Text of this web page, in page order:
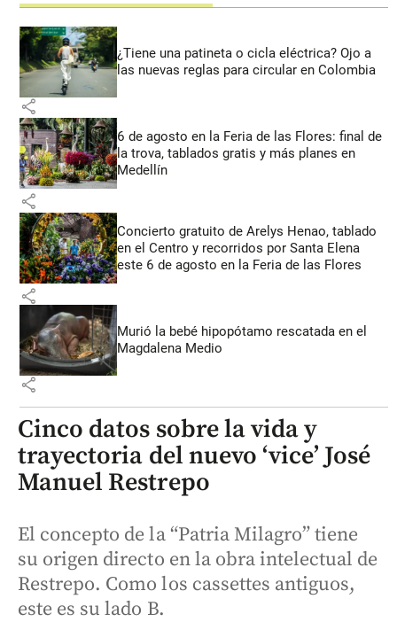
¿Tiene una patineta o cicla eléctrica? Ojo a
las nuevas reglas para circular en Colombia
share
6 de agosto en la Feria de las Flores: final de
la trova, tablados gratis y más planes en
Medellín
share
Concierto gratuito de Arelys Henao, tablado
en el Centro y recorridos por Santa Elena
este 6 de agosto en la Feria de las Flores
share
Murió la bebé hipopótamo rescatada en el
Magdalena Medio
share
Cinco datos sobre la vida y
trayectoria del nuevo ‘vice’ José
Manuel Restrepo
El concepto de la “Patria Milagro” tiene
su origen directo en la obra intelectual de
Restrepo. Como los cassettes antiguos,
este es su lado B.